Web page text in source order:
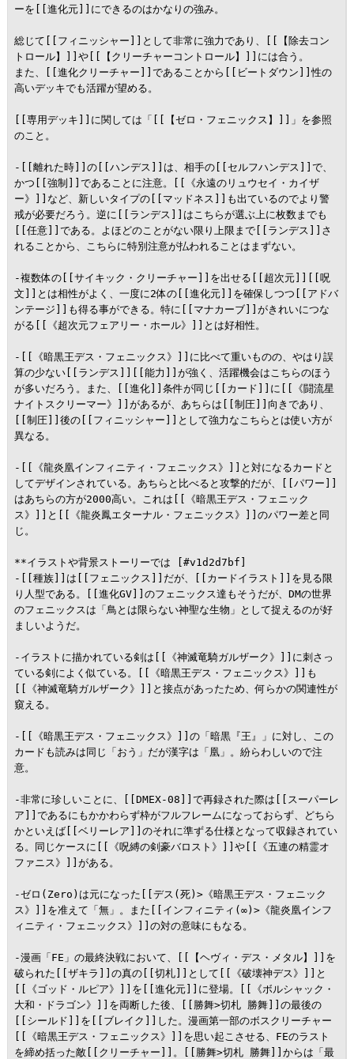
ーを[[進化元]]にできるのはかなりの強み。
総じて[[フィニッシャー]]として非常に強力であり、[[【除去コン
トロール】]]や[[【クリーチャーコントロール】]]には合う。
また、[[進化クリーチャー]]であることから[[ビートダウン]]性の
高いデッキでも活躍が望める。
[[専用デッキ]]に関しては「[[【ゼロ・フェニックス】]]」を参照
のこと。
-[[離れた時]]の[[ハンデス]]は、相手の[[セルフハンデス]]で、
かつ[[強制]]であることに注意。[[《永遠のリュウセイ・カイザ
ー》]]など、新しいタイプの[[マッドネス]]も出ているのでより警
戒が必要だろう。逆に[[ランデス]]はこちらが選ぶ上に枚数までも
[[任意]]である。よほどのことがない限り上限まで[[ランデス]]さ
れることから、こちらに特別注意が払われることはまずない。
-複数体の[[サイキック・クリーチャー]]を出せる[[超次元]][[呪
文]]とは相性がよく、一度に2体の[[進化元]]を確保しつつ[[アドバ
ンテージ]]も得る事ができる。特に[[マナカーブ]]がきれいにつな
がる[[《超次元フェアリー・ホール》]]とは好相性。
-[[《暗黒王デス・フェニックス》]]に比べて重いものの、やはり誤
算の少ない[[ランデス]][[能力]]が強く、活躍機会はこちらのほう
が多いだろう。また、[[進化]]条件が同じ[[カード]]に[[《闘流星
ナイトスクリーマー》]]があるが、あちらは[[制圧]]向きであり、
[[制圧]]後の[[フィニッシャー]]として強力なこちらとは使い方が
異なる。
-[[《龍炎凰インフィニティ・フェニックス》]]と対になるカードと
してデザインされている。あちらと比べると攻撃的だが、[[パワー]]
はあちらの方が2000高い。これは[[《暗黒王デス・フェニック
ス》]]と[[《龍炎鳳エターナル・フェニックス》]]のパワー差と同
じ。
**イラストや背景ストーリーでは [#v1d2d7bf]
-[[種族]]は[[フェニックス]]だが、[[カードイラスト]]を見る限
り人型である。[[進化GV]]のフェニックス達もそうだが、DMの世界
のフェニックスは「鳥とは限らない神聖な生物」として捉えるのが好
ましいようだ。
-イラストに描かれている剣は[[《神滅竜騎ガルザーク》]]に刺さっ
ている剣によく似ている。[[《暗黒王デス・フェニックス》]]も
[[《神滅竜騎ガルザーク》]]と接点があったため、何らかの関連性が
窺える。
-[[《暗黒王デス・フェニックス》]]の「暗黒『王』」に対し、この
カードも読みは同じ「おう」だが漢字は「凰」。紛らわしいので注
意。
-非常に珍しいことに、[[DMEX-08]]で再録された際は[[スーパーレ
ア]]であるにもかかわらず枠がフルフレームになっておらず、どちら
かといえば[[ベリーレア]]のそれに準ずる仕様となって収録されてい
る。同じケースに[[《呪縛の剣豪バロスト》]]や[[《五連の精霊オ
ファニス》]]がある。
-ゼロ(Zero)は元になった[[デス(死)>《暗黒王デス・フェニック
ス》]]を准えて「無」。また[[インフィニティ(∞)>《龍炎凰インフ
ィニティ・フェニックス》]]の対の意味にもなる。
-漫画「FE」の最終決戦において、[[【ヘヴィ・デス・メタル】]]を
破られた[[ザキラ]]の真の[[切札]]として[[《破壊神デス》]]と
[[《ゴッド・ルピア》]]を[[進化元]]に登場。[[《ボルシャック・
大和・ドラゴン》]]を両断した後、[[勝舞>切札 勝舞]]の最後の
[[シールド]]を[[ブレイク]]した。漫画第一部のボスクリーチャー
[[《暗黒王デス・フェニックス》]]を思い起こさせる、FEのラスト
を締め括った敵[[クリーチャー]]。[[勝舞>切札 勝舞]]からは「最